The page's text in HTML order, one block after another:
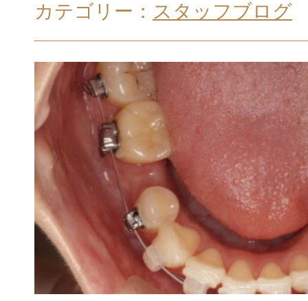
ホワイトニング
（歯茎のホワイトニング）
小児歯科・小児矯正
女性の心と体をサポートする
歯科医療（マタニティ歯科）
口腔外科
FLOW
初診の方へ・治
医院案内・ア
PRICE
料金表
分院 おおみや新生歯科口
カテゴリー： スタッフブログ